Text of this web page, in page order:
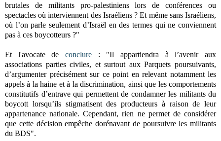
brutales de militants pro-palestiniens lors de conférences ou
spectacles où interviennent des Israéliens ? Et même sans Israéliens,
où l’on parle seulement d’Israël en des termes qui ne conviennent
pas à ces boycotteurs ?"
Et l'avocate de conclure : "Il appartiendra à l’avenir aux
associations parties civiles, et surtout aux Parquets poursuivants,
d’argumenter précisément sur ce point en relevant notamment les
appels à la haine et à la discrimination, ainsi que les comportements
constitutifs d’entrave qui permettent de condamner les militants du
boycott lorsqu’ils stigmatisent des producteurs à raison de leur
appartenance nationale. Cependant, rien ne permet de considérer
que cette décision empêche dorénavant de poursuivre les militants
du BDS".